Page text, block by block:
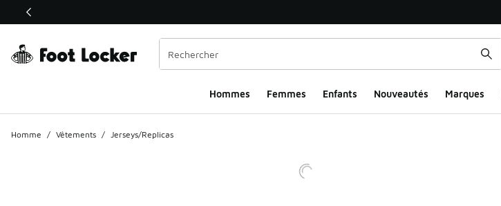
Ce lien ouvrira une nouvelle fenêtre
Hommes​ Femmes Enfants Nouveautés Marques
Homme / Vêtements / Jerseys/Replicas